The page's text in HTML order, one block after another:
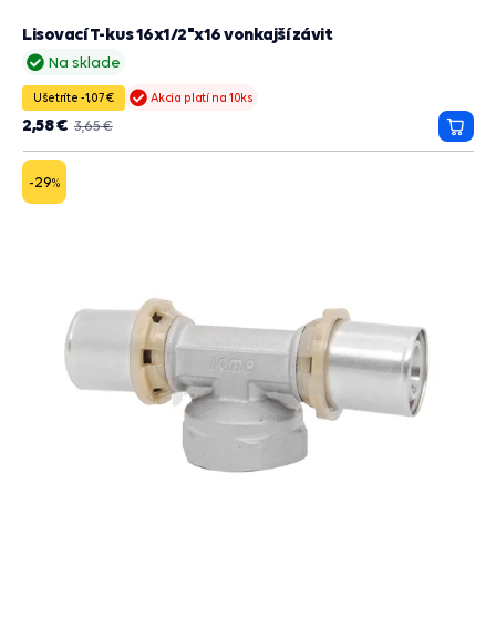
Na sklade
Lisovací T-kus 16x1/2"x16 vonkajší závit
Ušetríte -1,07 € Akcia platí na 10ks
3,65 €
2,58 €
do
-29%